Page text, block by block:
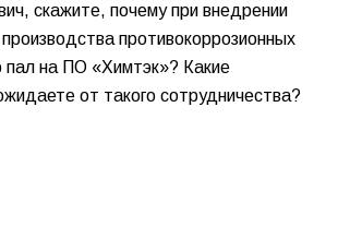
скажите, почему при внедрении
противокоррозионных
пал на ПО «Химтэк»? Какие
от такого сотрудничества?